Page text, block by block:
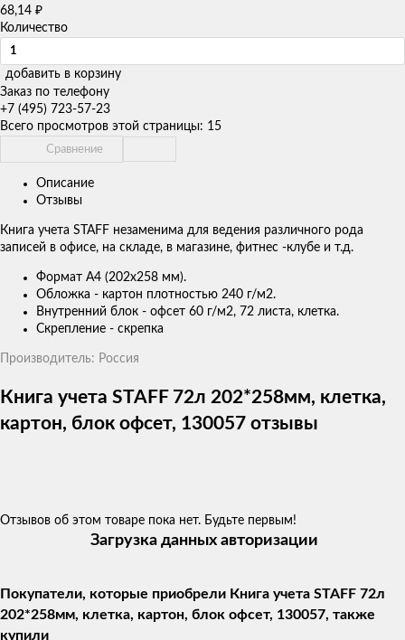
68,14 ₽
Количество
добавить в корзину
Заказ по телефону
+7 (495) 723-57-23
Всего просмотров этой страницы: 15
Сравнение
Описание
Отзывы
Книга учета STAFF незаменима для ведения различного рода
записей в офисе, на складе, в магазине, фитнес -клубе и т.д.
Формат А4 (202х258 мм).
Обложка - картон плотностью 240 г/м2.
Внутренний блок - офсет 60 г/м2, 72 листа, клетка.
Скрепление - скрепка
Производитель: Россия
Книга учета STAFF 72л 202*258мм, клетка,
картон, блок офсет, 130057 отзывы
Отзывов об этом товаре пока нет. Будьте первым!
Загрузка данных авторизации
Покупатели, которые приобрели Книга учета STAFF 72л
202*258мм, клетка, картон, блок офсет, 130057, также
купили